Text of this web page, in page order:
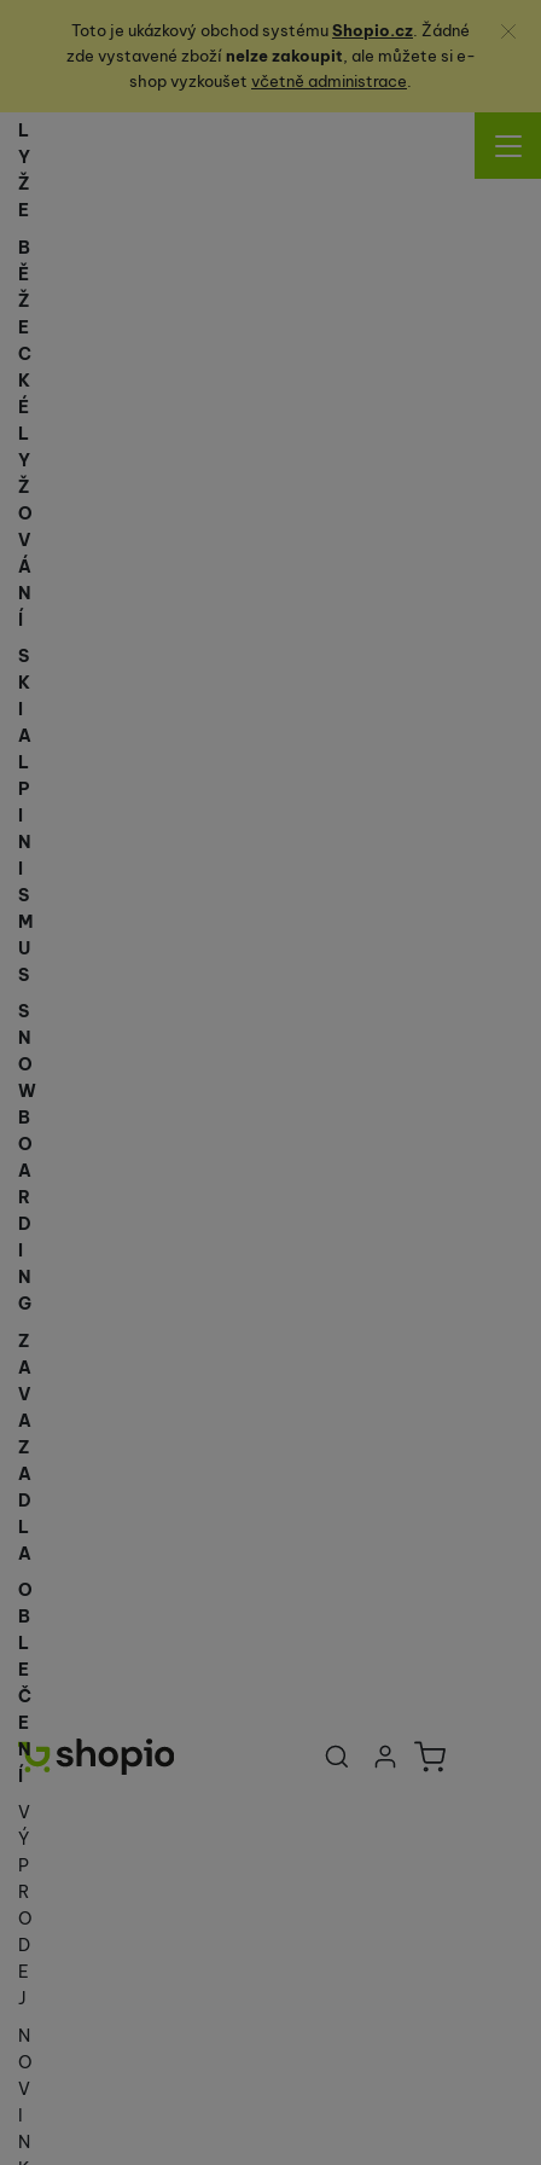
Toto je ukázkový obchod systémuShopio.cz. Žádné
zde vystavené zbožínelze zakoupit, ale můžete sie-
shop vyzkoušet včetně administrace.
Zavřít
Uživatelská
Přihlásit se
Košík
L
Y
Ž
E
B
Ě
Ž
E
C
K
É
L
Y
Ž
O
V
Á
N
Í
S
K
I
A
L
P
I
N
I
S
M
U
S
S
N
O
W
B
O
A
R
D
N
G
Z
A
V
A
Z
A
D
L
A
O
B
L
E
Č
E
N
Í
V
Ý
P
R
O
D
E
J
N
O
V
I
N